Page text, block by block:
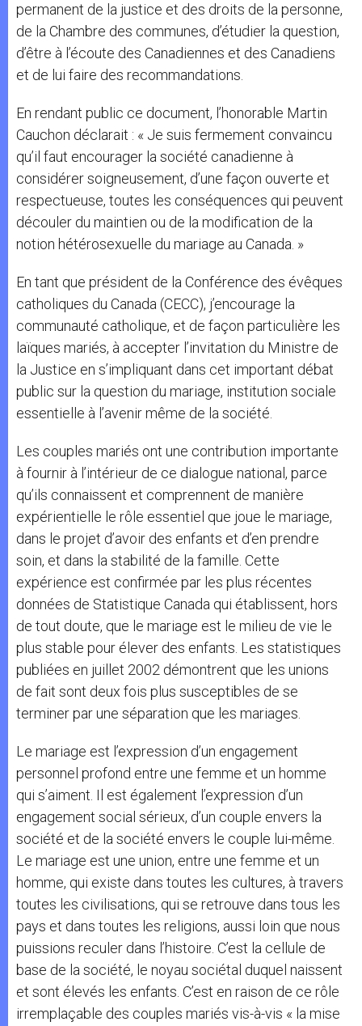
permanent de la justice et des droits de la personne,
de la Chambre des communes, d’étudier la question,
d’être à l’écoute des Canadiennes et des Canadiens
et de lui faire des recommandations.
En rendant public ce document, l’honorable Martin
Cauchon déclarait : « Je suis fermement convaincu
qu’il faut encourager la société canadienne à
considérer soigneusement, d’une façon ouverte et
respectueuse, toutes les conséquences qui peuvent
découler du maintien ou de la modification de la
notion hétérosexuelle du mariage au Canada. »
En tant que président de la Conférence des évêques
catholiques du Canada (CECC), j’encourage la
communauté catholique, et de façon particulière les
laïques mariés, à accepter l’invitation du Ministre de
la Justice en s’impliquant dans cet important débat
public sur la question du mariage, institution sociale
essentielle à l’avenir même de la société.
Les couples mariés ont une contribution importante
à fournir à l’intérieur de ce dialogue national, parce
qu’ils connaissent et comprennent de manière
expérientielle le rôle essentiel que joue le mariage,
dans le projet d’avoir des enfants et d’en prendre
soin, et dans la stabilité de la famille. Cette
expérience est confirmée par les plus récentes
données de Statistique Canada qui établissent, hors
de tout doute, que le mariage est le milieu de vie le
plus stable pour élever des enfants. Les statistiques
publiées en juillet 2002 démontrent que les unions
de fait sont deux fois plus susceptibles de se
terminer par une séparation que les mariages.
Le mariage est l’expression d’un engagement
personnel profond entre une femme et un homme
qui s’aiment. Il est également l’expression d’un
engagement social sérieux, d’un couple envers la
société et de la société envers le couple lui-même.
Le mariage est une union, entre une femme et un
homme, qui existe dans toutes les cultures, à travers
toutes les civilisations, qui se retrouve dans tous les
pays et dans toutes les religions, aussi loin que nous
puissions reculer dans l’histoire. C’est la cellule de
base de la société, le noyau sociétal duquel naissent
et sont élevés les enfants. C’est en raison de ce rôle
irremplaçable des couples mariés vis-à-vis « la mise